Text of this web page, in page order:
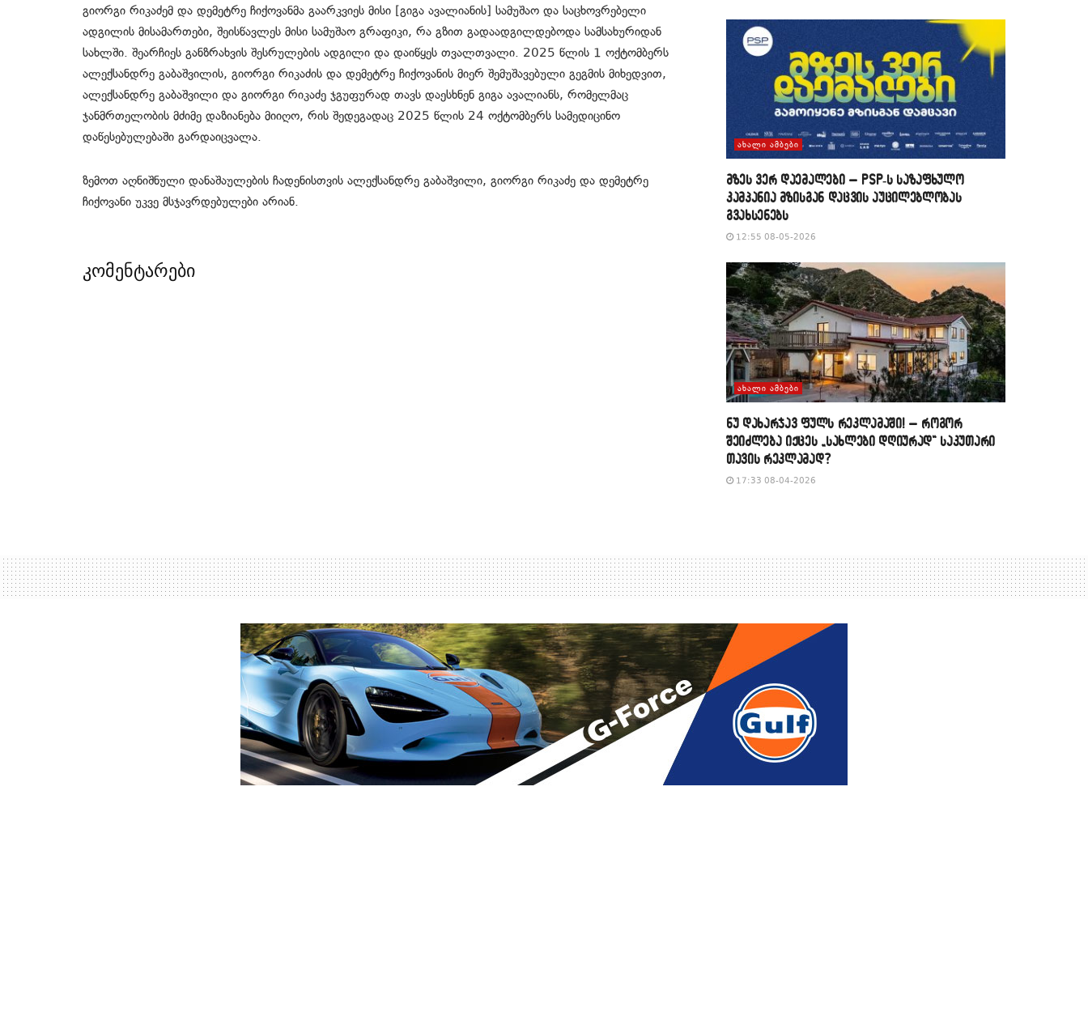
გიორგი რიკაძემ და დემეტრე ჩიქოვანმა გაარკვიეს მისი [გიგა ავალიანის] სამუშაო და საცხოვრებელი
ადგილის მისამართები, შეისწავლეს მისი სამუშაო გრაფიკი, რა გზით გადაადგილდებოდა სამსახურიდან
სახლში. შეარჩიეს განზრახვის შესრულების ადგილი და დაიწყეს თვალთვალი. 2025 წლის 1 ოქტომბერს
ალექსანდრე გაბაშვილის, გიორგი რიკაძის და დემეტრე ჩიქოვანის მიერ შემუშავებული გეგმის მიხედვით,
ალექსანდრე გაბაშვილი და გიორგი რიკაძე ჯგუფურად თავს დაესხნენ გიგა ავალიანს, რომელმაც
ჯანმრთელობის მძიმე დაზიანება მიიღო, რის შედეგადაც 2025 წლის 24 ოქტომბერს სამედიცინო
დაწესებულებაში გარდაიცვალა.
ზემოთ აღნიშნული დანაშაულების ჩადენისთვის ალექსანდრე გაბაშვილი, გიორგი რიკაძე და დემეტრე
ჩიქოვანი უკვე მსჯავრდებულები არიან.
კომენტარები
ᲐᲮᲐᲚᲘ ᲐᲛᲑᲔᲑᲘ
მზეს ვერ დაემალები – PSP-ს საზაფხულო
კამპანია მზისგან დაცვის აუცილებლობას
გვახსენებს
12:55 08-05-2026
ᲐᲮᲐᲚᲘ ᲐᲛᲑᲔᲑᲘ
​ნუ დახარჯავ ფულს რეკლამაში! – როგორ
შეიძლება იქცეს „სახლები დღიურად“ საკუთარი
თავის რეკლამად?
17:33 08-04-2026